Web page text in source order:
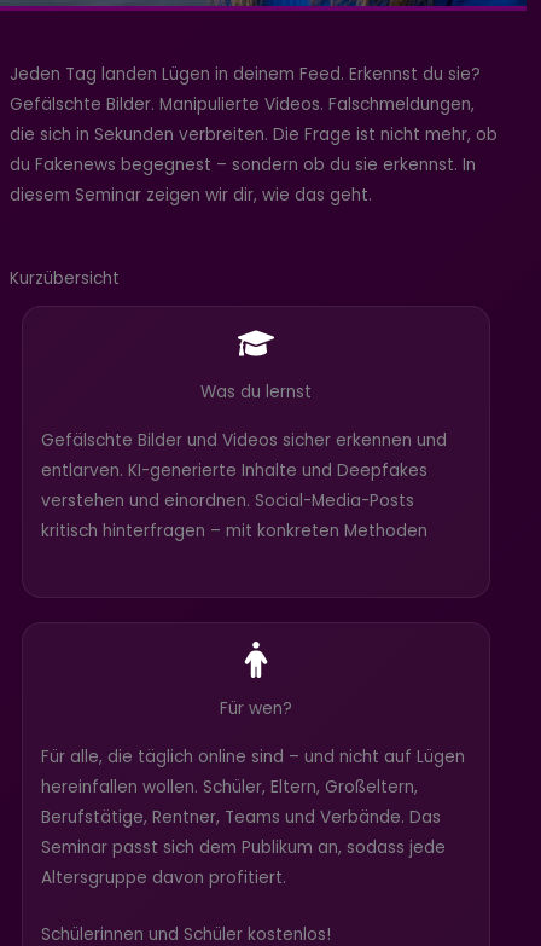
Jeden Tag landen Lügen in deinem Feed. Erkennst du sie?
Gefälschte Bilder. Manipulierte Videos. Falschmeldungen,
die sich in Sekunden verbreiten. Die Frage ist nicht mehr, ob
du Fakenews begegnest – sondern ob du sie erkennst. In
diesem Seminar zeigen wir dir, wie das geht.
Kurzübersicht
Was du lernst
Gefälschte Bilder und Videos sicher erkennen und
entlarven. KI-generierte Inhalte und Deepfakes
verstehen und einordnen. Social-Media-Posts
kritisch hinterfragen – mit konkreten Methoden
Für wen?
Für alle, die täglich online sind – und nicht auf Lügen
hereinfallen wollen. Schüler, Eltern, Großeltern,
Berufstätige, Rentner, Teams und Verbände. Das
Seminar passt sich dem Publikum an, sodass jede
Altersgruppe davon profitiert.
Schülerinnen und Schüler kostenlos!